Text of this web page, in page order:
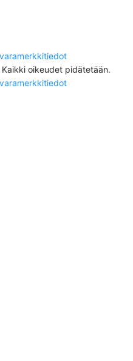
oikeudet pidätetään.